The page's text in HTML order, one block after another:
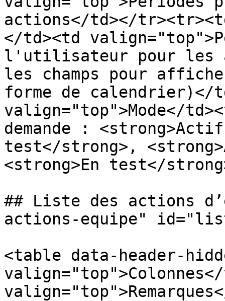
actions</td></
</td><td
l'utilisateur pour les
les champs pour
forme de calendrier)</
valign="top">Mode</
demande :
test</strong>,
<strong>En test</
## Liste des actions
actions-equipe"
<table data-header-